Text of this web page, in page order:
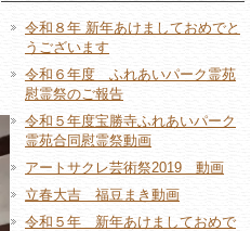
令和８年 新年あけましておめでと
うございます
令和６年度 ふれあいパーク霊苑
慰霊祭のご報告
令和５年度宝勝寺ふれあいパーク
霊苑合同慰霊祭動画
アートサクレ芸術祭2019 動画
立春大吉 福豆まき動画
令和５年 新年あけましておめで